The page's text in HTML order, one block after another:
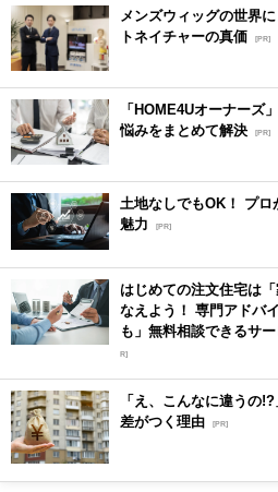
メンズウィッグの世界
トネイチャーの真価 [PR]
「HOME4Uオーナーズ
悩みをまとめて解決 [PR]
土地なしでもOK！ プ
魅力
[PR]
はじめての注文住宅は
なえよう！ 専門アドバ
も」無料相談できるサ
R]
「え、こんなに違うの
差がつく理由 [PR]